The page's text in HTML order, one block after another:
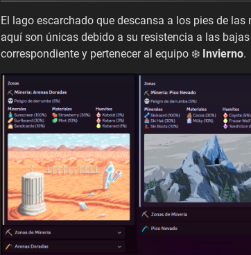
El lago escarchado que descansa a los pies de
aquí son únicas debido a su resistencia a las
correspondiente y pertenecer al equipo ❄️ Invierno.